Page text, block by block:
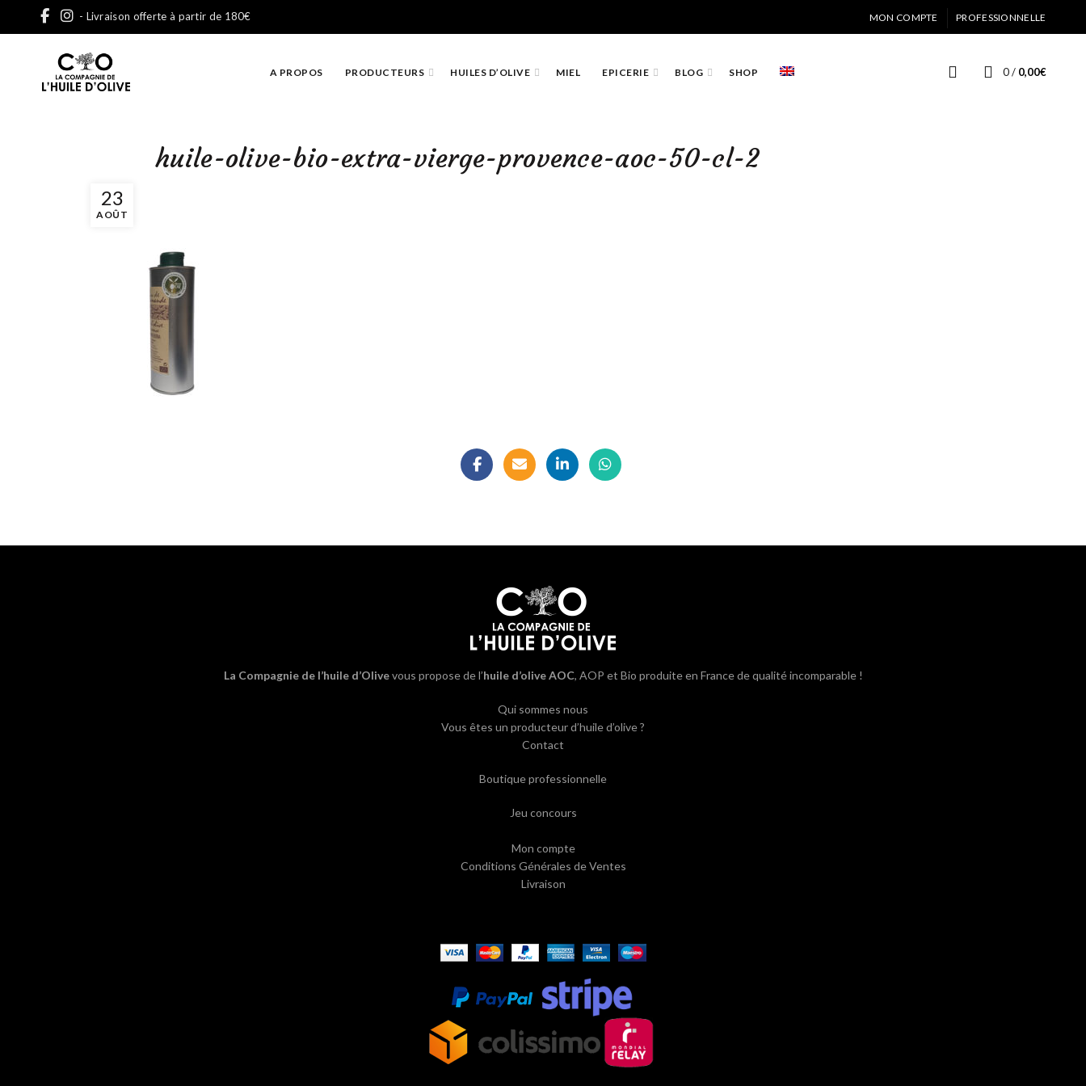
- Livraison offerte à partir de 180€ MON COMPTE PROFESSIONNELLE
A PROPOS PRODUCTEURS HUILES D’OLIVE MIEL EPICERIE BLOG SHOP 0 / 0,00€
23
AOÛT
huile-olive-bio-extra-vierge-provence-aoc-50-cl-2
La Compagnie de l’huile d’Olivevous propose de l’huile d’olive AOC, AOP et Bio produite en France de qualité incomparable !
Qui sommes nous
Vous êtes un producteur d’huile d’olive ?
Contact
Boutique professionnelle
Jeu concours
Mon compte
Conditions Générales de Ventes
Livraison